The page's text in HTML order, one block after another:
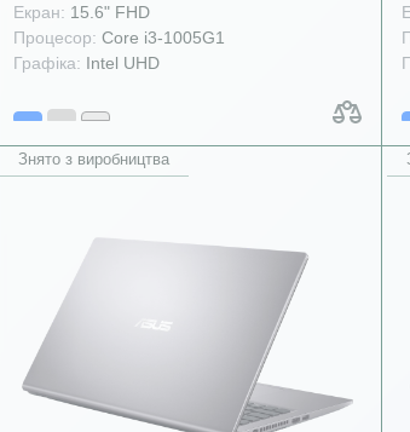
Екран: 15.6" FHD
Процесор: Core i3-1005G1
Графіка: Intel UHD
Знято з виробництва